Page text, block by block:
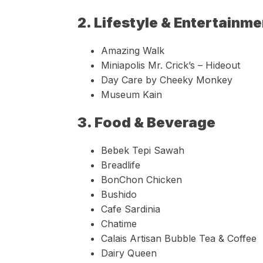
2. Lifestyle &
Amazing Walk
Miniapolis Mr. Crick’s – Hideout
Day Care by Cheeky Monkey
Museum Kain
3. Food & Beverage
Bebek Tepi Sawah
Breadlife
BonChon Chicken
Bushido
Cafe Sardinia
Chatime
Calais Artisan Bubble Tea & Coffee
Dairy Queen